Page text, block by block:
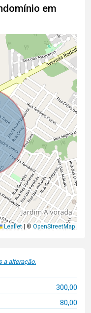
em
Leaflet © OpenStreetMap
a alteração.
300,00
80,00